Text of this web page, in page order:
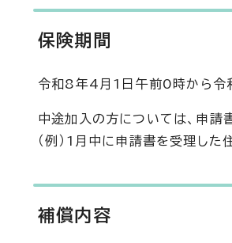
保険期間
令和8年4月1日午前0時から
中途加入の方については、申
（例）1月中に申請書を受理した
補償内容